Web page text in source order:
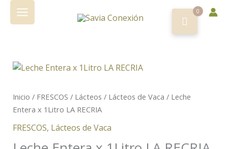
Inicio / FRESCOS / Lácteos / Lácteos de Vaca / Leche
Entera x 1Litro LA RECRIA
FRESCOS, Lácteos de Vaca
Leche
x
1Litro
RECRIA
cantidad
1Litro
LA
0